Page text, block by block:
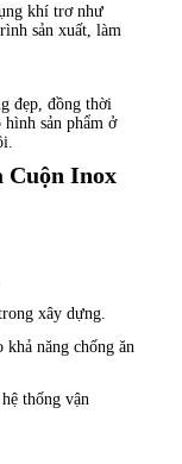
khí trơ như
sản xuất, làm
đẹp, đồng thời
sản phẩm ở
Cuộn Inox
xây dựng.
năng chống ăn
thống vận